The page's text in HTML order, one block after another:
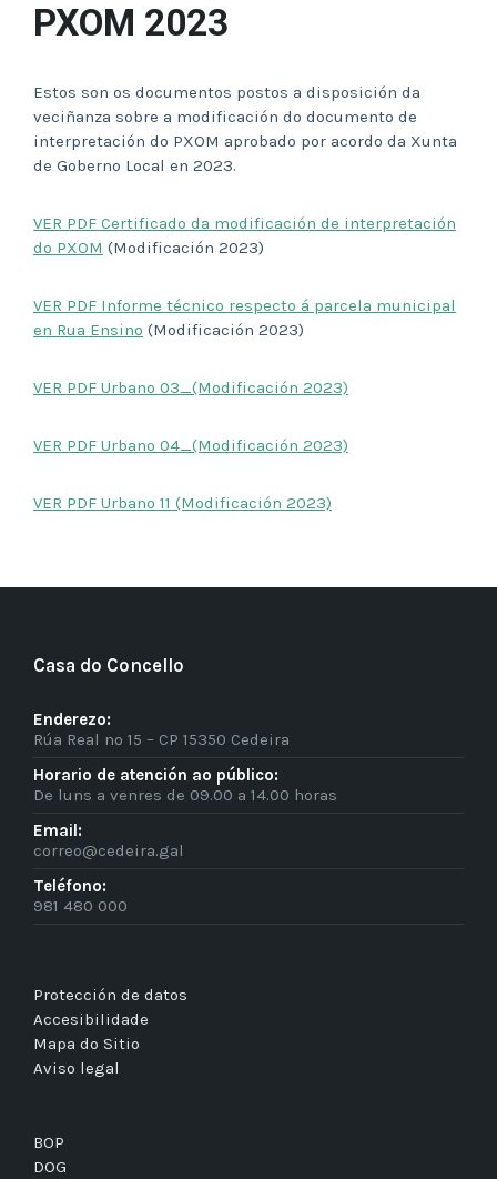
PXOM 2023
Estos son os documentos postos a disposición da
veciñanza sobre a modificación do documento de
interpretación do PXOM aprobado por acordo da Xunta
de Goberno Local en 2023.
VER PDF Certificado da modificación de interpretación
do PXOM (Modificación 2023)
VER PDF Informe técnico respecto á parcela municipal
en Rua Ensino (Modificación 2023)
VER PDF Urbano 03_(Modificación 2023)
VER PDF Urbano 04_(Modificación 2023)
VER PDF Urbano 11 (Modificación 2023)
Casa do Concello
Enderezo:
Rúa Real nº 15 – CP 15350 Cedeira
Horario de atención ao público:
De luns a venres de 09.00 a 14.00 horas
Email:
correo@cedeira.gal
Teléfono:
981 480 000
Protección de datos
Accesibilidade
Mapa do Sitio
Aviso legal
BOP
DOG